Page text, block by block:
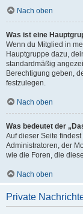
Nach oben
Was ist eine
Wenn du Mitglied in
Hauptgruppe dazu,
standardmäßig
Berechtigung geben,
festzulegen.
Nach oben
Was bedeutet der
Auf dieser Seite
Administratoren, der
wie die Foren, die
Nach oben
Private